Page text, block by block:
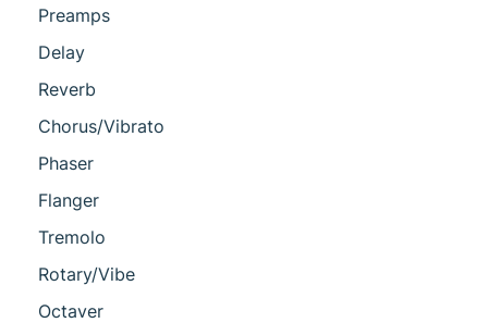
Preamps
Delay
Reverb
Chorus/Vibrato
Phaser
Flanger
Tremolo
Rotary/Vibe
Octaver